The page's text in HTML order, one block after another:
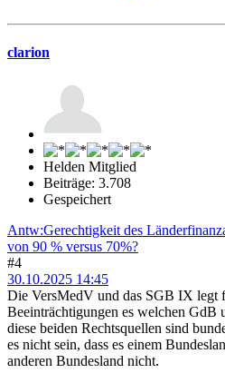
clarion
Helden Mitglied
Beiträge: 3.708
Gespeichert
Antw:Gerechtigkeit des
von 90 % versus 70%?
#4
30.10.2025 14:45
Die VersMedV und das SGB IX legt
Beeinträchtigungen es welchen GdB
diese beiden Rechtsquellen sind
es nicht sein, dass es einem
anderen Bundesland nicht.